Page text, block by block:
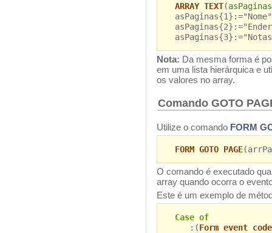
ARRAY TEXT(asPaginas
asPaginas{1}:="Nome"
Nota: Da mesma forma é
em uma lista hierárquica e
os valores no array.
Comando GOTO
Utilize o comando FORM
FORM GOTO PAGE
O comando é executado
array quando ocorra o
Este é um exemplo de
Case of
:(Form event code